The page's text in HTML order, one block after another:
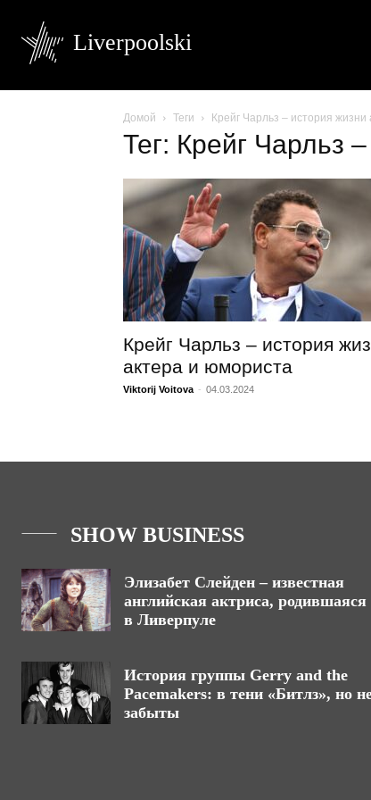
Liverpoolski
Домой Теги Крейг Чарльз – история жизни
Тег: Крейг Чарльз
Крейг Чарльз – история
актера и юмориста
Viktorij Voitova - 04.03.2024
SHOW BUSINESS
Элизабет Слейден – известная
английская актриса, родившаяся
в Ливерпуле
История группы Gerry and the
Pacemakers: в тени «Битлз», но
забыты